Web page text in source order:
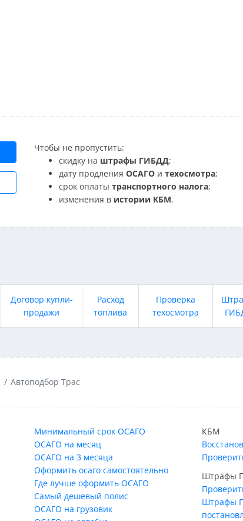
Чтобы не пропустить:
скидку на штрафы ГИБДД;
дату продления ОСАГО и техосмотра;
срок оплаты транспортного налога;
изменения в истории КБМ.
Договор купли-
продажи
Расход
топлива
Проверка
техосмотра
Автоподбор Трас
Минимальный срок ОСАГО
ОСАГО на месяц
ОСАГО на 3 месяца
Оформить осаго самостоятельно
Где лучше оформить ОСАГО
Самый дешевый полис
ОСАГО на грузовик
КБМ
Штрафы
Штрафы